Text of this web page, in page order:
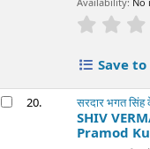
Availability: No
star rating
Save
20. सरदार भगत सिंह
SHIV
Pramod